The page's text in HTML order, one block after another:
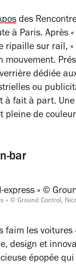
des
à Paris. Après
ripaille sur rail, «
mouvement.
dédiée
ou
à fait à part.
pleine de
bar
» © Ground Control,
faim les
design et
épopée qui